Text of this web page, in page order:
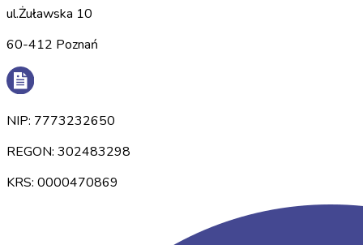
ul.Żuławska 10
60-412 Poznań
NIP: 7773232650
REGON: 302483298
KRS: 0000470869